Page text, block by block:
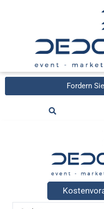
Fordern